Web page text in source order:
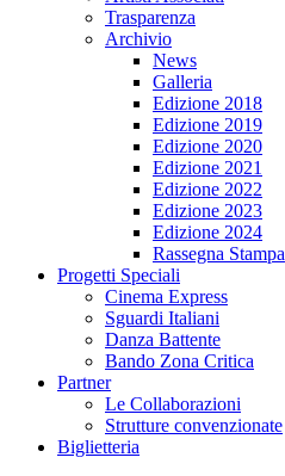
Trasparenza
Archivio
News
Galleria
Edizione 2018
Edizione 2019
Edizione 2020
Edizione 2021
Edizione 2022
Edizione 2023
Edizione 2024
Rassegna Stampa
Progetti Speciali
Cinema Express
Sguardi Italiani
Danza Battente
Bando Zona Critica
Partner
Le Collaborazioni
Strutture convenzionate
Biglietteria